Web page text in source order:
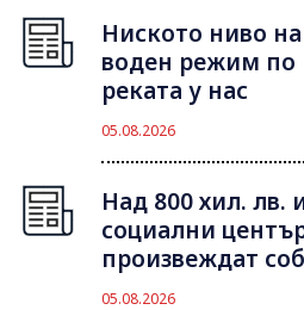
Ниското ниво
воден режим по
реката у нас
05.08.2026
Над 800 хил. лв.
социални
произвеждат
05.08.2026